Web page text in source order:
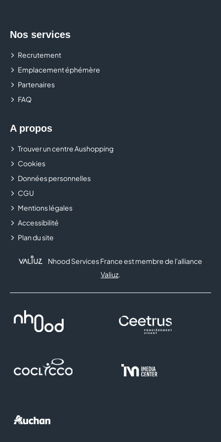
Nos services
Recrutement
Emplacement éphémère
Partenaires
FAQ
A propos
Trouver un centre Aushopping
Cookies
Données personnelles
CGU
Mentions légales
Accessibilité
Plan du site
Nhood Services France est membre de l'alliance
Valiuz.